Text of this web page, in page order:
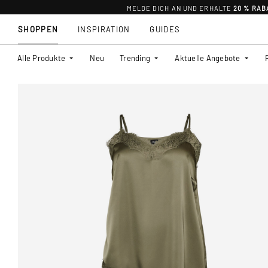
MELDE DICH AN UND ERHALTE20 %
SHOPPEN
Alle Produkte Neu Trending Aktuelle Angebote
INSPIRATION GUIDES